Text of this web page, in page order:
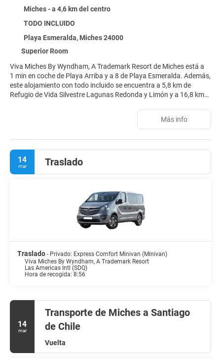
Miches - a 4,6 km del centro
TODO INCLUIDO
Playa Esmeralda, Miches 24000
Superior Room
Viva Miches By Wyndham, A Trademark Resort de Miches está a
1 min en coche de Playa Arriba y a 8 de Playa Esmeralda. Además,
este alojamiento con todo incluido se encuentra a 5,8 km de
Refugio de Vida Silvestre Lagunas Redonda y Limón y a 16,8 km
Apreciarás las instalaciones de ocio, que incluyen una piscina al
Te sentirás como en tu propia casa en cualquiera de las 535
habitaciones con decoraciones diferentes, equipadas con minibar
y televisión de pantalla plana. Las habitaciones disponen de
Entre las múltiples opciones para comer algo en este alojamiento
se encuentran una cafetería y La Yuca Restaurant, uno de sus 5
restaurantes. ¿Quieres despejarte? Relájate y disfruta con la
Tendrás tintorería, un servicio de recepción las 24 horas y una
lavandería a tu disposición. Hay un aparcamiento sin asistencia
gratuito disponible.
Más info
14
mar Traslado
Traslado - Privado: Express Comfort Minivan (Minivan)
Viva Miches By Wyndham, A Trademark Resort
Las Americas Intl (SDQ)
Hora de recogida: 8:56
14
mar
Transporte de Miches a Santiago
de Chile
Vuelta